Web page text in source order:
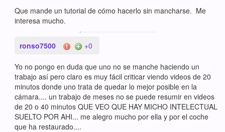
Que mande un tutorial de cómo hacerlo sin mancharse. Me
interesa mucho.
ronso7500 +0
Yo no pongo en duda que uno no se manche haciendo un
trabajo así pero claro es muy fácil criticar viendo videos de 20
minutos donde uno trata de quedar lo mejor posible en la
cámara.... un trabajo de meses no se puede resumir en videos
de 20 o 40 minutos QUE VEO QUE HAY MICHO INTELECTUAL
SUELTO POR AHI... me alegro mucho por ella y por el coche
que ha restaurado....